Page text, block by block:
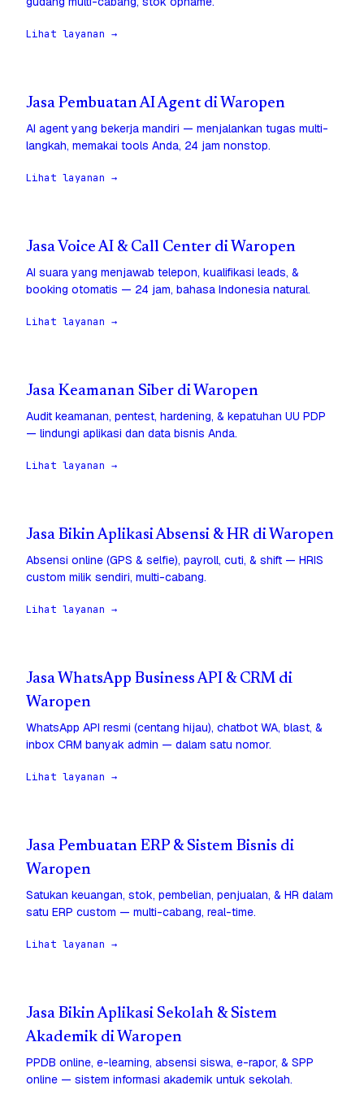
Lihat layanan →
Jasa Pembuatan AI Agent di Waropen
AI agent yang bekerja mandiri — menjalankan tugas multi-
langkah, memakai tools Anda, 24 jam nonstop.
Lihat layanan →
Jasa Voice AI & Call Center di Waropen
AI suara yang menjawab telepon, kualifikasi leads, &
booking otomatis — 24 jam, bahasa Indonesia natural.
Lihat layanan →
Jasa Keamanan Siber di Waropen
Audit keamanan, pentest, hardening, & kepatuhan UU PDP
— lindungi aplikasi dan data bisnis Anda.
Lihat layanan →
Jasa Bikin Aplikasi Absensi & HR di Waropen
Absensi online (GPS & selfie), payroll, cuti, & shift — HRIS
custom milik sendiri, multi-cabang.
Lihat layanan →
Jasa WhatsApp Business API & CRM di
Waropen
WhatsApp API resmi (centang hijau), chatbot WA, blast, &
inbox CRM banyak admin — dalam satu nomor.
Lihat layanan →
Jasa Pembuatan ERP & Sistem Bisnis di
Waropen
Satukan keuangan, stok, pembelian, penjualan, & HR dalam
satu ERP custom — multi-cabang, real-time.
Lihat layanan →
Jasa Bikin Aplikasi Sekolah & Sistem
Akademik di Waropen
PPDB online, e-learning, absensi siswa, e-rapor, & SPP
online — sistem informasi akademik untuk sekolah.